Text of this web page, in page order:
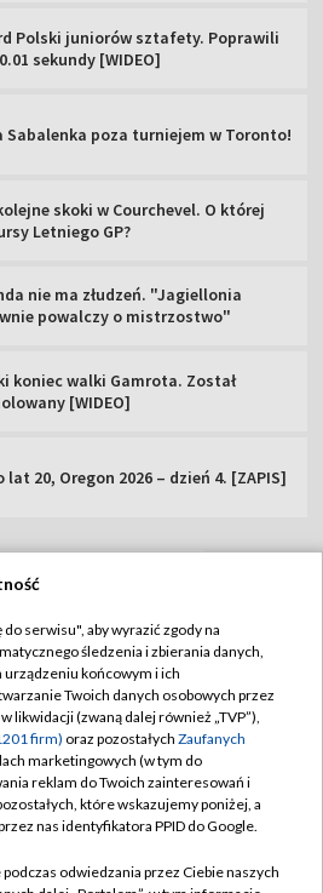
Polski juniorów sztafety. Poprawili
sekundy [WIDEO]
Sabalenka poza turniejem w Toronto!
skoki w Courchevel. O której
Letniego GP?
nie ma złudzeń. "Jagiellonia
powalczy o mistrzostwo"
koniec walki Gamrota. Został
[WIDEO]
lat 20, Oregon 2026 – dzień 4. [ZAPIS]
TVP
Sklep TVP
Biuro Reklamy
Handlowa
ogłoszenia
TVP
prywatności
Moje zgody
Biuro reklamy
Kontakt
Kanały
serwisu", aby wyrazić zgody na
śledzenia i zbierania danych,
urządzeniu końcowym i ich
Twoich danych osobowych przez
likwidacji (zwaną dalej również „TVP”),
firm) oraz pozostałych Zaufanych
marketingowych (w tym do
reklam do Twoich zainteresowań i
które wskazujemy poniżej, a
nas identyfikatora PPID do Google.
odwiedzania przez Ciebie naszych